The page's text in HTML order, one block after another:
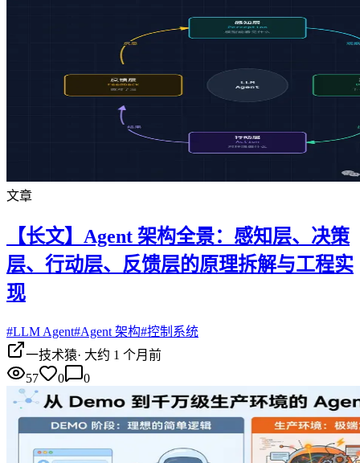
文章
【长文】Agent 架构全景：感知层、决策
层、行动层、反馈层的原理拆解与工程实
现
#LLM Agent#Agent 架构#控制系统
一技术猿· 大约 1 个月前
57
0 0